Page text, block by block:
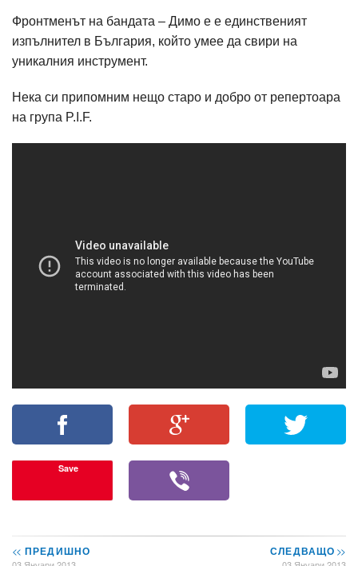
Фронтменът на бандата – Димо е е единственият
изпълнител в България, който умее да свири на
уникалния инструмент.
Нека си припомним нещо старо и добро от репертоара
на група P.I.F.
Save
<< ПРЕДИШНО СЛЕДВАЩО>>